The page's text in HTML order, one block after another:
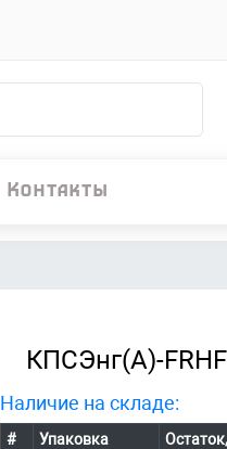
Контакты
КПСЭнг(А)-
Наличие на складе:
# Упаковка